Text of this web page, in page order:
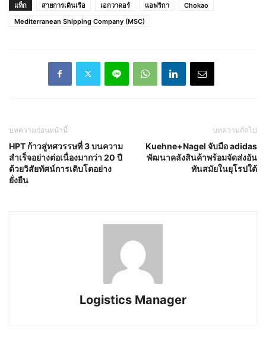
แท็ก สายการเดินเรือ เอกวาดอร์ แอฟริกา
Chokao
Mediterranean Shipping Company (MSC)
บทความก่อนหน้านี้
HPT ก้าวสู่ทศวรรษที่ 3 บนความ
สำเร็จอย่างต่อเนื่องมากว่า 20 ปี
ด้วยวิสัยทัศน์การเติบโตอย่าง
ยั่งยืน
บทความถัดไป
Kuehne+Nagel จับมือ adidas
พัฒนาคลังสินค้าพร้อมจัดส่งอัน
ทันสมัยในยุโรปใต้
Logistics Manager